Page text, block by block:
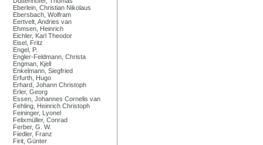
Eberlein, Christian Nikolaus
Ebersbach, Wolfram
Eertvelt, Andries van
Ehmsen, Heinrich
Eichler, Karl Theodor
Eisel, Fritz
Engel, P.
Engler-Feldmann, Christa
Engman, Kjell
Enkelmann, Siegfried
Erfurth, Hugo
Erhard, Johann Christoph
Erler, Georg
Essen, Johannes Cornelis van
Fehling, Heinrich Christoph
Feininger, Lyonel
Felixmüller, Conrad
Ferber, G. W.
Fiedler, Franz
Firit, Günter